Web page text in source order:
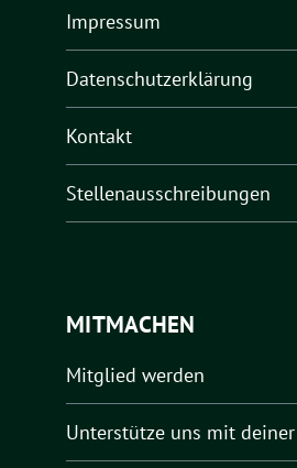
Impressum
Datenschutzerklärung
Kontakt
Stellenausschreibungen
MITMACHEN
Mitglied werden
Unterstütze uns mit